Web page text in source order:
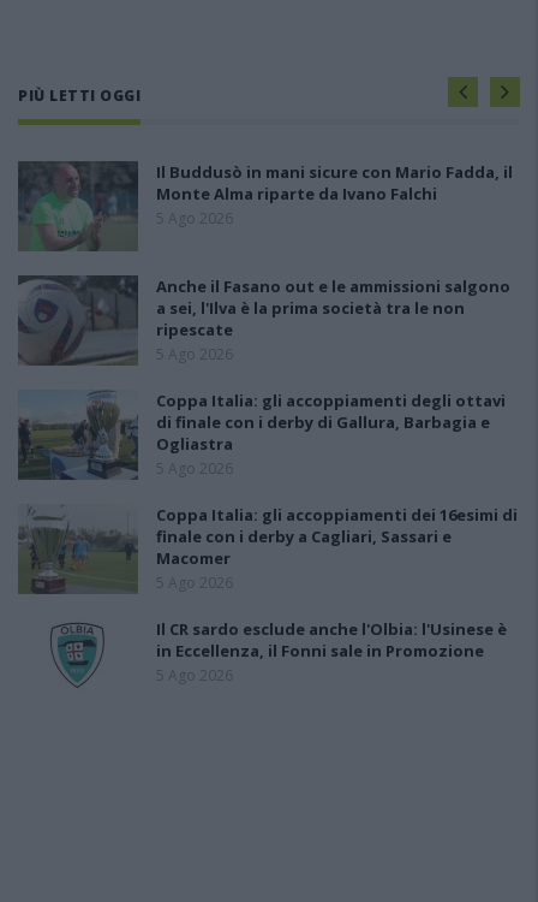
PIÙ LETTI OGGI
Il Buddusò in mani sicure con Mario Fadda, il
Monte Alma riparte da Ivano Falchi
5 Ago 2026
Anche il Fasano out e le ammissioni salgono
a sei, l'Ilva è la prima società tra le non
ripescate
5 Ago 2026
Coppa Italia: gli accoppiamenti degli ottavi
di finale con i derby di Gallura, Barbagia e
Ogliastra
5 Ago 2026
Coppa Italia: gli accoppiamenti dei 16esimi di
finale con i derby a Cagliari, Sassari e
Macomer
5 Ago 2026
Il CR sardo esclude anche l'Olbia: l'Usinese è
in Eccellenza, il Fonni sale in Promozione
5 Ago 2026